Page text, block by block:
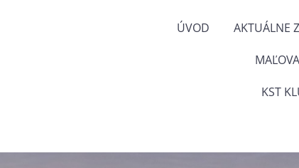
ÚVOD AKTUÁLNE
KST